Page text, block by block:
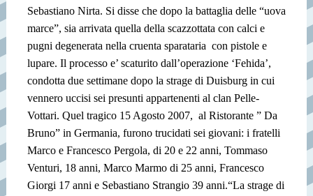
Sebastiano Nirta. Si disse che dopo la battaglia delle “uova
marce”, sia arrivata quella della scazzottata con calci e
pugni degenerata nella cruenta sparataria con pistole e
lupare. Il processo e’ scaturito dall’operazione ‘Fehida’,
condotta due settimane dopo la strage di Duisburg in cui
vennero uccisi sei presunti appartenenti al clan Pelle-
Vottari. Quel tragico 15 Agosto 2007, al Ristorante ” Da
Bruno” in Germania, furono trucidati sei giovani: i fratelli
Marco e Francesco Pergola, di 20 e 22 anni, Tommaso
Venturi, 18 anni, Marco Marmo di 25 anni, Francesco
Giorgi 17 anni e Sebastiano Strangio 39 anni.“La strage di